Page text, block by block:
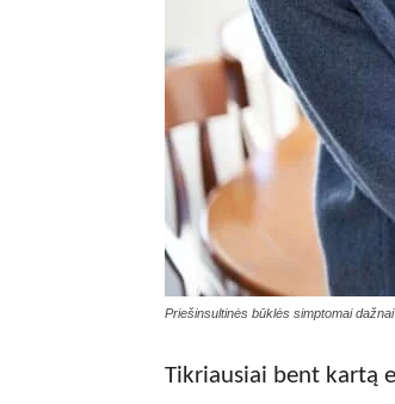
Priešinsultinės būklės simptomai
Tikriausiai bent kartą